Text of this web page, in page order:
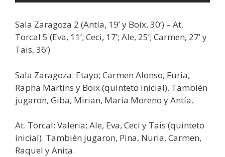
Sala Zaragoza 2 (Antía, 19’ y Boix, 30’) – At.
Torcal 5 (Eva, 11’; Ceci, 17’; Ale, 25’; Carmen, 27’ y
Tais, 36’)
Sala Zaragoza: Etayo; Carmen Alonso, Furia,
Rapha Martins y Boix (quinteto inicial). También
jugaron, Giba, Mirian, María Moreno y Antía.
At. Torcal: Valeria; Ale, Eva, Ceci y Tais (quinteto
inicial). También jugaron, Pina, Nuria, Carmen,
Raquel y Anita.